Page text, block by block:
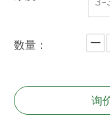
数量：
询